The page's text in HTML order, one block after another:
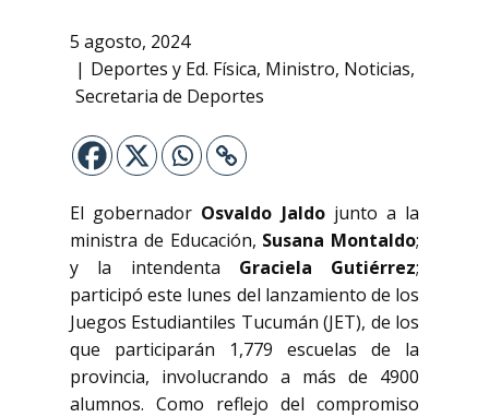
5 agosto, 2024
Deportes y Ed. Física, Ministro, Noticias,
Secretaria de Deportes
El gobernador Osvaldo Jaldojunto a la
ministra de Educación, Susana Montaldo;
y la intendenta Graciela Gutiérrez;
participó este lunes del lanzamiento de los
Juegos Estudiantiles Tucumán (JET), de los
que participarán 1,779 escuelas de la
provincia, involucrando a más de 4900
alumnos. Como reflejo del compromiso